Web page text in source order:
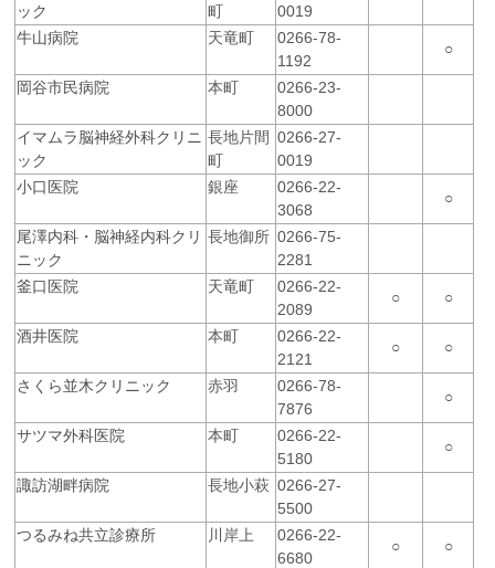
ック
町
0019
牛山病院
天竜町
0266-78-
1192
○
岡谷市民病院 本町
0266-23-
8000
イマムラ脳神経外科クリニ
ック
長地片間
町
0266-27-
0019
小口医院
銀座
0266-22-
3068
○
尾澤内科・脳神経内科クリ
ニック
長地御所 0266-75-
2281
釜口医院
天竜町
0266-22-
2089
○ ○
酒井医院 本町
0266-22-
2121
○ ○
さくら並木クリニック 赤羽
0266-78-
7876
○
サツマ外科医院 本町
0266-22-
5180
○
諏訪湖畔病院 長地小萩 0266-27-
5500
つるみね共立診療所
川岸上
0266-22-
6680
○ ○